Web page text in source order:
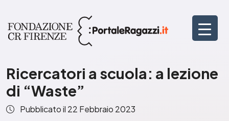
Ricercatori a scuola: a lezione
di “Waste”
Pubblicato il 22 Febbraio 2023